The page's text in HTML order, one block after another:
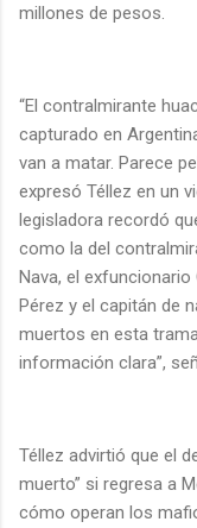
millones de pesos.
“El contralmirante
capturado en
van a matar. Parece
expresó Téllez en un
legisladora recordó
como la del
Nava, el
Pérez y el capitán de
muertos en esta
información clara”,
Téllez advirtió que el
muerto” si regresa a
cómo operan los